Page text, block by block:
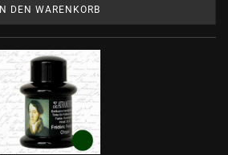
IN DEN WARENKORB